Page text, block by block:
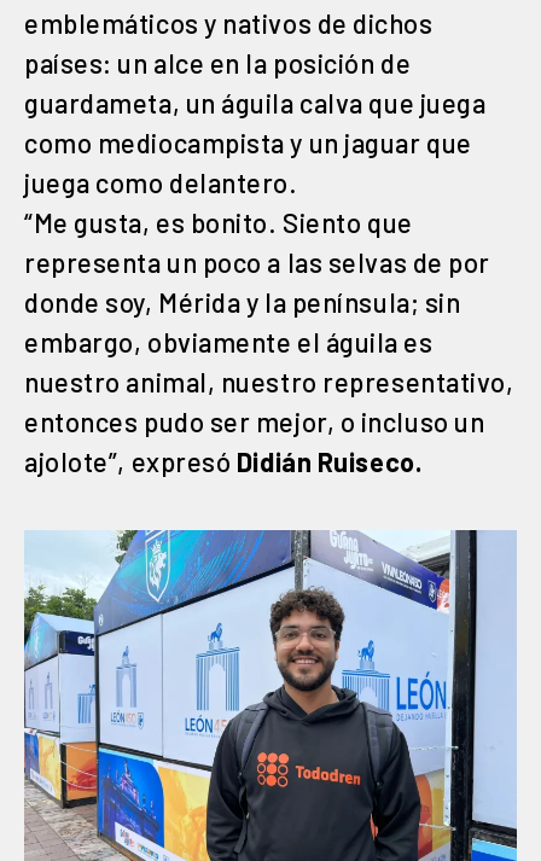
emblemáticos y nativos de dichos
países: un alce en la posición de
guardameta, un águila calva que juega
como mediocampista y un jaguar que
juega como delantero.
“Me gusta, es bonito. Siento que
representa un poco a las selvas de por
donde soy, Mérida y la península; sin
embargo, obviamente el águila es
nuestro animal, nuestro representativo,
entonces pudo ser mejor, o incluso un
ajolote”, expresó Didián Ruiseco.